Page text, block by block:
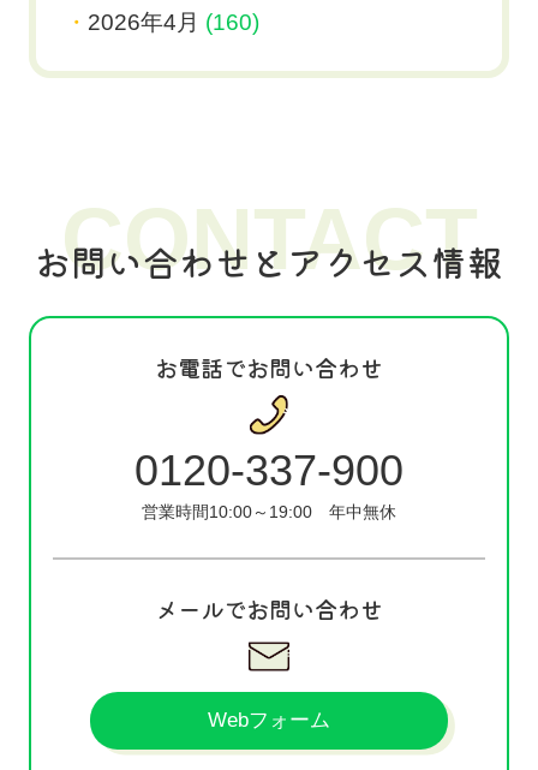
2026年4月 (160)
お問い合わせとアクセス情報
CONTACT
お電話でお問い合わせ
0120-337-900
営業時間10:00～19:00 年中無休
メールでお問い合わせ
Webフォーム